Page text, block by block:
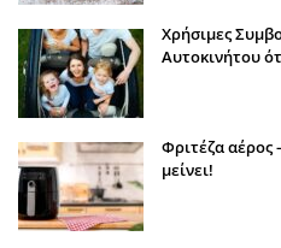
Χρήσιμες
Αυτοκινήτου
Φριτέζα αέρος
μείνει!